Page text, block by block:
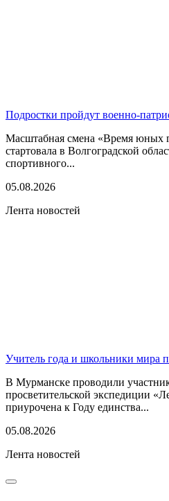
Подростки пройдут военно-
Масштабная смена «Время юных
стартовала в Волгоградской
спортивного...
05.08.2026
Лента новостей
Учитель года и школьники мира
В Мурманске проводили
просветительской экспедиции
приурочена к Году единства...
05.08.2026
Лента новостей